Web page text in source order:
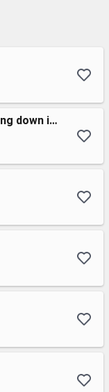
What you know about rolling down in the deep?